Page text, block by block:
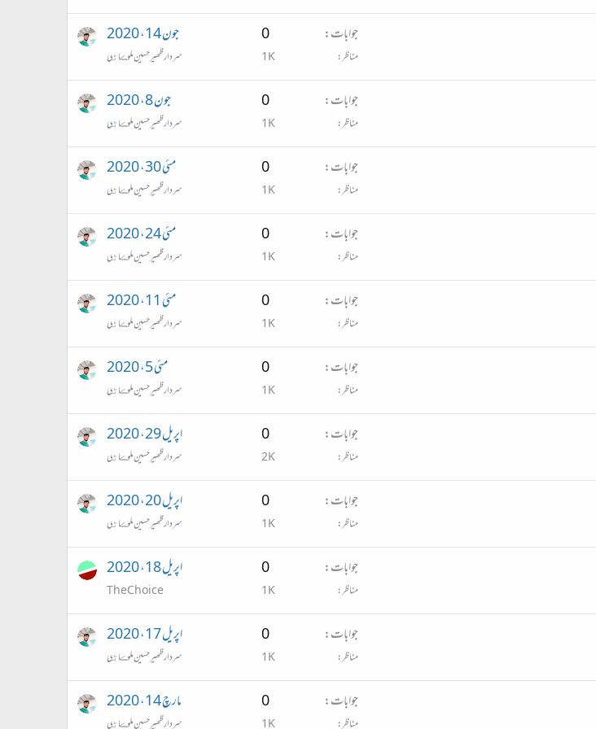
جوابات 0
مناظر 1K
جون 14، 2020
سردار ظھير حسين ملوڪاڻي
جوابات 0
مناظر 1K
جون 8، 2020
سردار ظھير حسين ملوڪاڻي
جوابات 0
مناظر 1K
مئی 30، 2020
سردار ظھير حسين ملوڪاڻي
جوابات 0
مناظر 1K
مئی 24، 2020
سردار ظھير حسين ملوڪاڻي
جوابات 0
مناظر 1K
مئی 11، 2020
سردار ظھير حسين ملوڪاڻي
جوابات 0
مناظر 1K
مئی 5، 2020
سردار ظھير حسين ملوڪاڻي
جوابات 0
مناظر 2K
اپریل 29، 2020
سردار ظھير حسين ملوڪاڻي
جوابات 0
مناظر 1K
اپریل 20، 2020
سردار ظھير حسين ملوڪاڻي
جوابات 0
مناظر 1K
اپریل 18، 2020
The Choice
جوابات 0
مناظر 1K
اپریل 17، 2020
سردار ظھير حسين ملوڪاڻي
جوابات 0
مناظر 1K
مارچ 14، 2020
سردار ظھير حسين ملوڪاڻي